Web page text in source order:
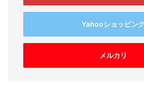
Yahooショッピン
メルカリ